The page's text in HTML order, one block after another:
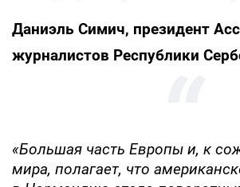
Даниэль Симич, президент
журналистов Республики
«Большая часть Европы и, к
мира, полагает, что